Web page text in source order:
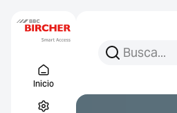
Inicio
Busca:
Busca en